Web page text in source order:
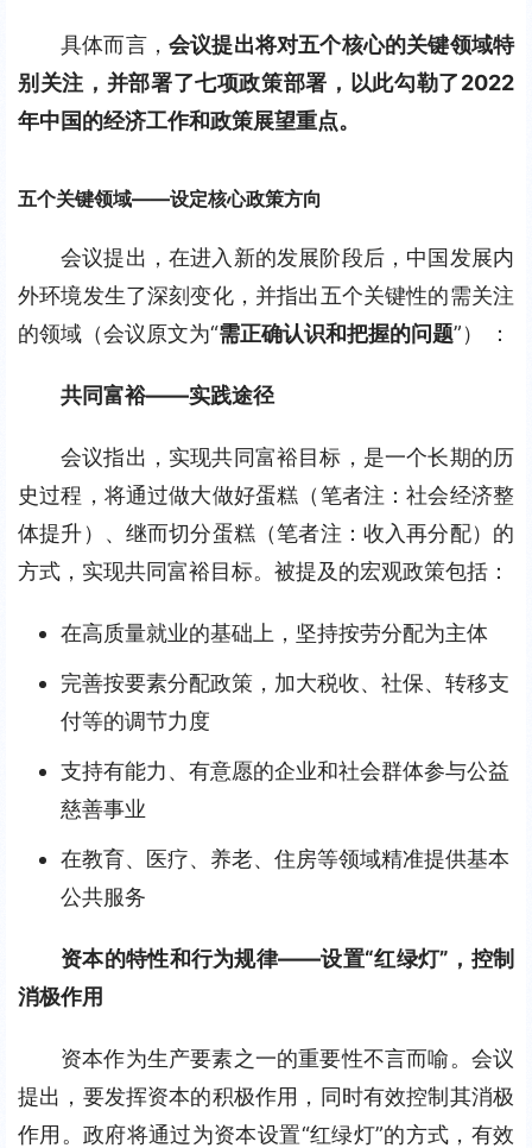
具体而言， 会议提出将对五个核心的关键领域特
别关注，并部署了七项政策部署，以此勾勒了2022
年中国的经济工作和政策展望重点。
五个关键领域——设定核心政策方向
会议提出，在进入新的发展阶段后，中国发展内
外环境发生了深刻变化，并指出五个关键性的需关注
的领域（会议原文为“需正确认识和把握的问题”） ：
共同富裕——实践途径
会议指出，实现共同富裕目标，是一个长期的历
史过程，将通过做大做好蛋糕（笔者注：社会经济整
体提升）、继而切分蛋糕（笔者注：收入再分配）的
方式，实现共同富裕目标。被提及的宏观政策包括：
在高质量就业的基础上，坚持按劳分配为主体
完善按要素分配政策，加大税收、社保、转移支
付等的调节力度
支持有能力、有意愿的企业和社会群体参与公益
慈善事业
在教育、医疗、养老、住房等领域精准提供基本
公共服务
资本的特性和行为规律——设置“红绿灯”，控制
消极作用
资本作为生产要素之一的重要性不言而喻。会议
提出，要发挥资本的积极作用，同时有效控制其消极
作用。政府将通过为资本设置“红绿灯”的方式，有效